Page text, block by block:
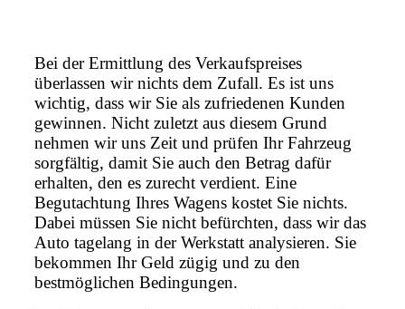
Bei der Ermittlung des Verkaufspreises
überlassen wir nichts dem Zufall. Es ist uns
wichtig, dass wir Sie als zufriedenen Kunden
gewinnen. Nicht zuletzt aus diesem Grund
nehmen wir uns Zeit und prüfen Ihr Fahrzeug
sorgfältig, damit Sie auch den Betrag dafür
erhalten, den es zurecht verdient. Eine
Begutachtung Ihres Wagens kostet Sie nichts.
Dabei müssen Sie nicht befürchten, dass wir das
Auto tagelang in der Werkstatt analysieren. Sie
bekommen Ihr Geld zügig und zu den
bestmöglichen Bedingungen.